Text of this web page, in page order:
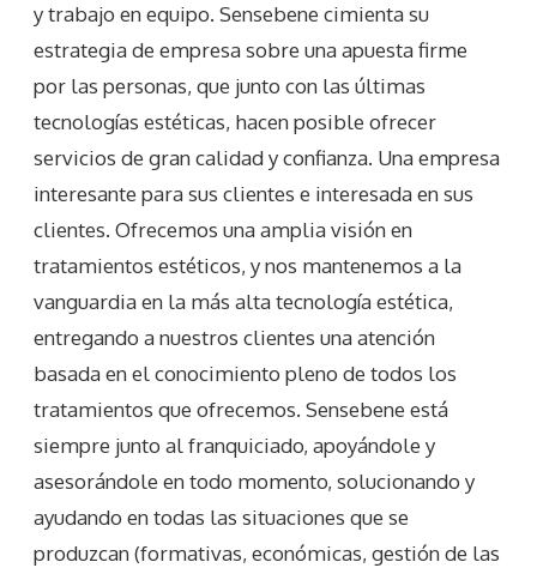
y trabajo en equipo. Sensebene cimienta su
estrategia de empresa sobre una apuesta firme
por las personas, que junto con las últimas
tecnologías estéticas, hacen posible ofrecer
servicios de gran calidad y confianza. Una empresa
interesante para sus clientes e interesada en sus
clientes. Ofrecemos una amplia visión en
tratamientos estéticos, y nos mantenemos a la
vanguardia en la más alta tecnología estética,
entregando a nuestros clientes una atención
basada en el conocimiento pleno de todos los
tratamientos que ofrecemos. Sensebene está
siempre junto al franquiciado, apoyándole y
asesorándole en todo momento, solucionando y
ayudando en todas las situaciones que se
produzcan (formativas, económicas, gestión de las